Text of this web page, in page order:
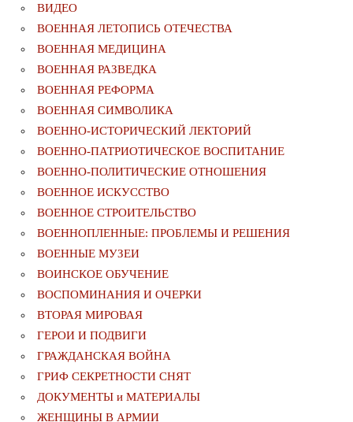
ВИДЕО
ВОЕННАЯ ЛЕТОПИСЬ ОТЕЧЕСТВА
ВОЕННАЯ МЕДИЦИНА
ВОЕННАЯ РАЗВЕДКА
ВОЕННАЯ РЕФОРМА
ВОЕННАЯ СИМВОЛИКА
ВОЕННО-ИСТОРИЧЕСКИЙ ЛЕКТОРИЙ
ВОЕННО-ПАТРИОТИЧЕСКОЕ ВОСПИТАНИЕ
ВОЕННО-ПОЛИТИЧЕСКИE ОТНОШЕНИЯ
ВОЕННОЕ ИСКУССТВО
ВОЕННОЕ СТРОИТЕЛЬСТВО
ВОЕННОПЛЕННЫЕ: ПРОБЛЕМЫ И РЕШЕНИЯ
ВОЕННЫЕ МУЗЕИ
ВОИНСКОЕ ОБУЧЕНИЕ
ВОСПОМИНАНИЯ И ОЧЕРКИ
ВТОРАЯ МИРОВАЯ
ГЕРОИ И ПОДВИГИ
ГРАЖДАНСКАЯ ВОЙНА
ГРИФ СЕКРЕТНОСТИ СНЯТ
ДОКУМЕНТЫ и МАТЕРИАЛЫ
ЖЕНЩИНЫ В АРМИИ